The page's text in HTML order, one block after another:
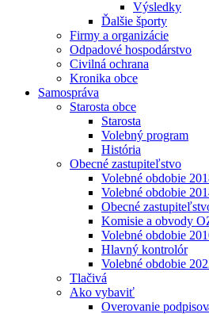
Výsledky
Ďalšie športy
Firmy a organizácie
Odpadové hospodárstvo
Civilná ochrana
Kronika obce
Samospráva
Starosta obce
Starosta
Volebný program
História
Obecné zastupiteľstvo
Volebné obdobie
Volebné obdobie
Obecné
Komisie a obvody
Volebné obdobie
Hlavný kontrolór
Volebné obdobie
Tlačivá
Ako vybaviť
Overovanie